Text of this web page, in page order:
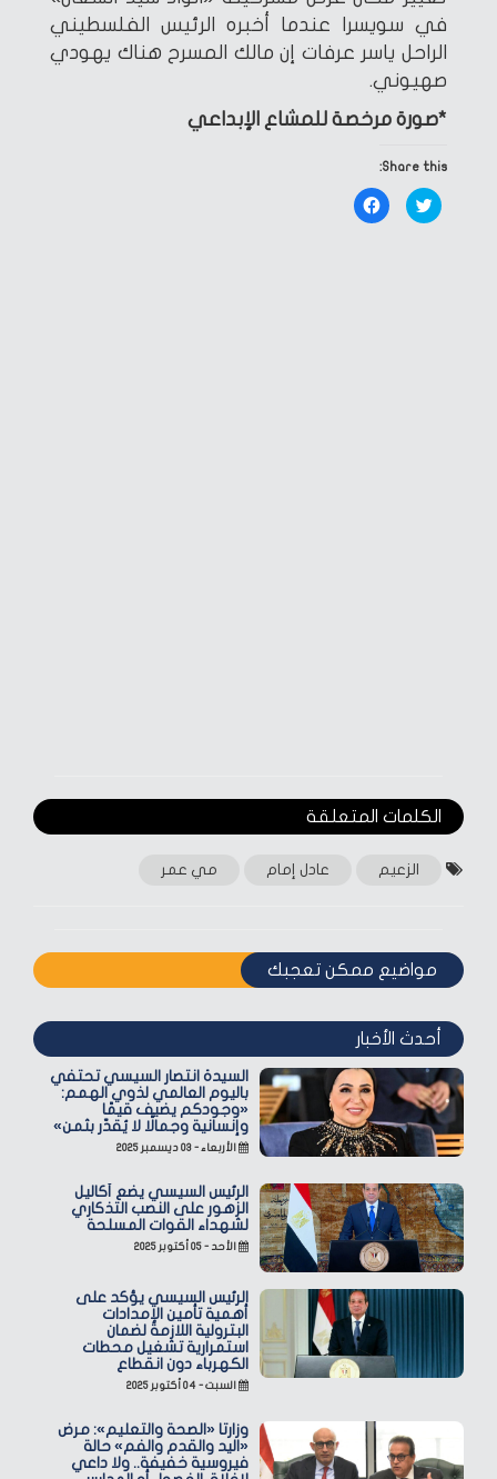
في سويسرا عندما أخبره الرئيس الفلسطيني
الراحل ياسر عرفات إن مالك المسرح هناك يهودي
صهيوني.
*صورة مرخصة للمشاع الإبداعي
Share this:
Click
to
share
Click
to
الكلمات المتعلقة‎
الزعيم عادل إمام مي عمر
مواضيع ممكن تعجبك
أحدث الأخبار
السيدة انتصار السيسي تحتفي
باليوم العالمي لذوي الهمم:
«وجودكم يضيف قيمًا
وإنسانية وجمالًا لا يُقدّر بثمن»
الأربعاء - ٠٣ ديسمبر ٢٠٢٥
الرئيس السيسي يضع أكاليل
الزهور على النصب التذكاري
لشهداء القوات المسلحة
الأحد - ٠٥ أكتوبر ٢٠٢٥
الرئيس السيسي يؤكد على
أهمية تأمين الإمدادات
البترولية اللازمة لضمان
استمرارية تشغيل محطات
الكهرباء دون انقطاع
السبت - ٠٤ أكتوبر ٢٠٢٥
وزارتا «الصحة والتعليم»: مرض
«اليد والقدم والفم» حالة
فيروسية خفيفة.. ولا داعي